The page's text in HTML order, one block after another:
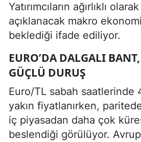
Yatırımcıların ağırlıklı
açıklanacak makro
beklediği ifade ediliyor.
EURO’DA DALGALI
GÜÇLÜ DURUŞ
Euro/TL sabah saatlerinde
yakın fiyatlanırken,
iç piyasadan daha çok
beslendiği görülüyor.